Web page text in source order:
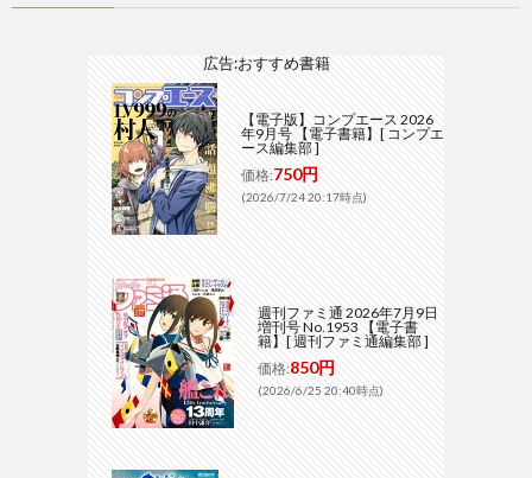
広告:おすすめ書籍
【電子版】コンプエース 2026
年9月号 【電子書籍】[ コンプエ
ース編集部 ]
価格:750円
(2026/7/24 20:17時点)
週刊ファミ通 2026年7月9日
増刊号 No.1953 【電子書
籍】[ 週刊ファミ通編集部 ]
価格:850円
(2026/6/25 20:40時点)